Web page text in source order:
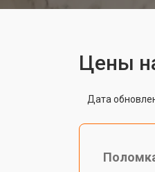
Цены
Дата